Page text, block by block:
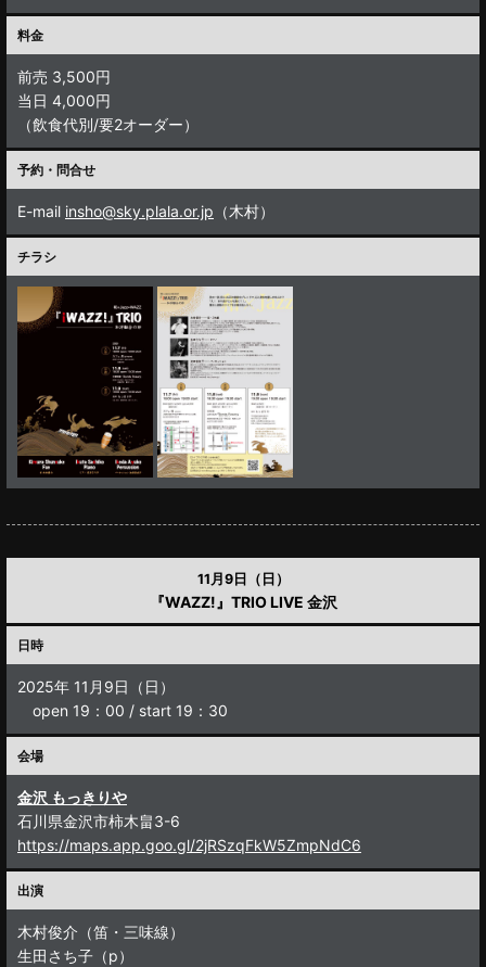
料金
前売 3,500円
当日 4,000円
（飲食代別/要2オーダー）
予約・問合せ
E-mail insho@sky.plala.or.jp （木村）
チラシ
11月9日（日）
『WAZZ!』TRIO LIVE 金沢
日時
2025年 11月9日（日）
open 19：00 / start 19：30
会場
金沢 もっきりや
石川県金沢市柿木畠3-6
https://maps.app.goo.gl/2jRSzqFkW5ZmpNdC6
出演
木村俊介（笛・三味線）
生田さち子（p）